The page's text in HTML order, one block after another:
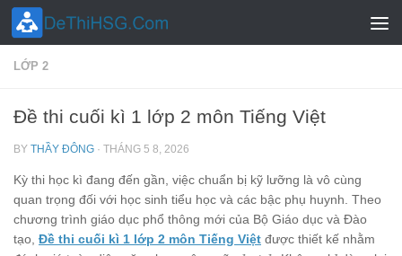
Skip to content
LỚP 2
Đề thi cuối kì 1 lớp 2 môn Tiếng Việt
BY THẦY ĐÔNG · THÁNG 5 8, 2026
Kỳ thi học kì đang đến gần, việc chuẩn bị kỹ lưỡng là vô cùng
quan trọng đối với học sinh tiểu học và các bậc phụ huynh. Theo
chương trình giáo dục phổ thông mới của Bộ Giáo dục và Đào
tạo, Đề thi cuối kì 1 lớp 2 môn Tiếng Việt được thiết kế nhằm